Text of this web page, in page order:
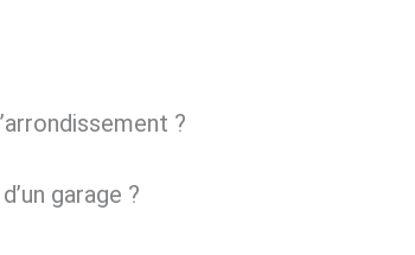
?
garage ?